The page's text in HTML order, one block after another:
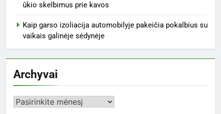
ūkio skelbimus prie kavos
Kaip garso izoliacija automobilyje pakeičia pokalbius su
vaikais galinėje sėdynėje
Archyvai
Archyvai